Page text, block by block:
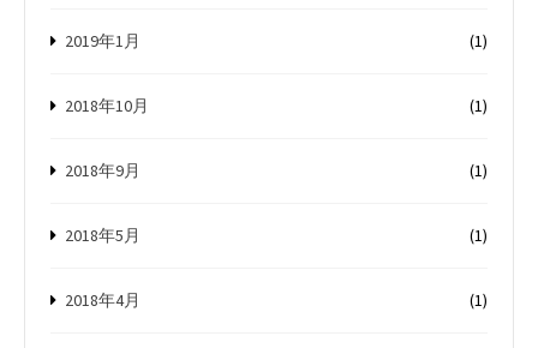
2019年1月 (1)
2018年10月 (1)
2018年9月 (1)
2018年5月 (1)
2018年4月 (1)